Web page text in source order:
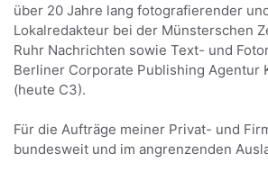
über 20 Jahre lang fotografierender
Lokalredakteur bei der Münsterschen
Ruhr Nachrichten sowie Text- und
Berliner Corporate Publishing Agentur
(heute C3).
Für die Aufträge meiner Privat- und
bundesweit und im angrenzenden